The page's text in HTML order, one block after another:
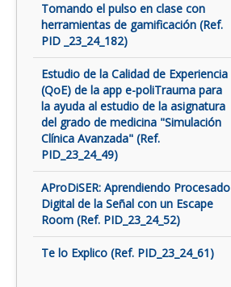
Tomando el pulso en clase con
herramientas de gamificación (Ref.
PID _23_24_182)
Estudio de la Calidad de Experiencia
(QoE) de la app e-poliTrauma para
la ayuda al estudio de la asignatura
del grado de medicina "Simulación
Clínica Avanzada" (Ref.
PID_23_24_49)
AProDiSER: Aprendiendo Procesado
Digital de la Señal con un Escape
Room (Ref. PID_23_24_52)
Te lo Explico (Ref. PID_23_24_61)